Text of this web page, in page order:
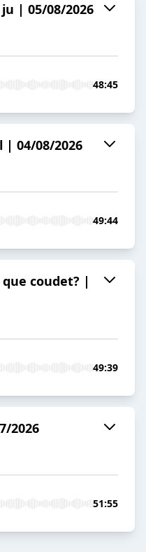
| 05/08/2026
48:45
| 04/08/2026
49:44
coudet? |
49:39
2026
51:55